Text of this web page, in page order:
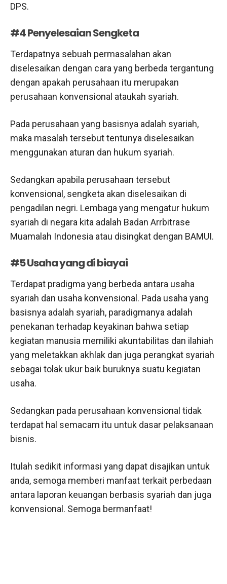
DPS.
#4 Penyelesaian Sengketa
Terdapatnya sebuah permasalahan akan
diselesaikan dengan cara yang berbeda tergantung
dengan apakah perusahaan itu merupakan
perusahaan konvensional ataukah syariah.
Pada perusahaan yang basisnya adalah syariah,
maka masalah tersebut tentunya diselesaikan
menggunakan aturan dan hukum syariah.
Sedangkan apabila perusahaan tersebut
konvensional, sengketa akan diselesaikan di
pengadilan negri. Lembaga yang mengatur hukum
syariah di negara kita adalah Badan Arrbitrase
Muamalah Indonesia atau disingkat dengan BAMUI.
#5 Usaha yang di biayai
Terdapat pradigma yang berbeda antara usaha
syariah dan usaha konvensional. Pada usaha yang
basisnya adalah syariah, paradigmanya adalah
penekanan terhadap keyakinan bahwa setiap
kegiatan manusia memiliki akuntabilitas dan ilahiah
yang meletakkan akhlak dan juga perangkat syariah
sebagai tolak ukur baik buruknya suatu kegiatan
usaha.
Sedangkan pada perusahaan konvensional tidak
terdapat hal semacam itu untuk dasar pelaksanaan
bisnis.
Itulah sedikit informasi yang dapat disajikan untuk
anda, semoga memberi manfaat terkait perbedaan
antara laporan keuangan berbasis syariah dan juga
konvensional. Semoga bermanfaat!